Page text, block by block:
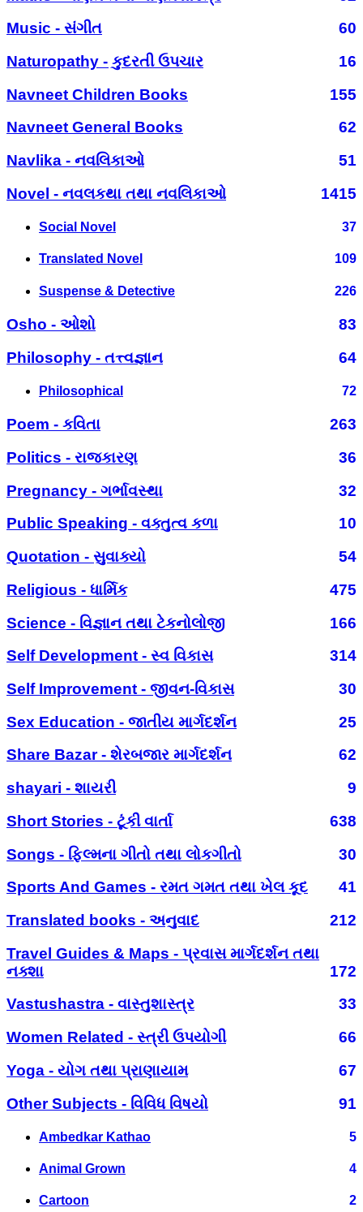
Music - સંગીત
60
Naturopathy - કુદરતી ઉપચાર
16
Navneet Children Books
155
Navneet General Books
62
Navlika - નવલિકાઓ
51
Novel - નવલકથા તથા નવલિકાઓ
1415
Social Novel 37
Translated Novel 109
Suspense & Detective 226
Osho - ઓશો
83
Philosophy - તત્ત્વજ્ઞાન
64
Philosophical 72
Poem - કવિતા
263
Politics - રાજકારણ
36
Pregnancy - ગર્ભાવસ્થા
32
Public Speaking - વક્તુત્વ કળા
10
Quotation - સુવાક્યો
54
Religious - ધાર્મિક
475
Science - વિજ્ઞાન તથા ટેકનોલોજી
166
Self Development - સ્વ વિકાસ
314
Self Improvement - જીવન-વિકાસ
30
Sex Education - જાતીય માર્ગદર્શન
25
Share Bazar - શેરબજાર માર્ગદર્શન
62
shayari - શાયરી
9
Short Stories - ટૂંકી વાર્તા
638
Songs - ફિલ્મના ગીતો તથા લોકગીતો
30
Sports And Games - રમત ગમત તથા ખેલ કૂદ
41
Translated books - અનુવાદ
212
Travel Guides & Maps - પ્રવાસ માર્ગદર્શન તથા
નક્શા
172
Vastushastra - વાસ્તુશાસ્ત્ર
33
Women Related - સ્ત્રી ઉપયોગી
66
Yoga - યોગ તથા પ્રાણાયામ
67
Other Subjects - વિવિધ વિષયો
91
Ambedkar Kathao 5
Animal Grown 4
Cartoon 2